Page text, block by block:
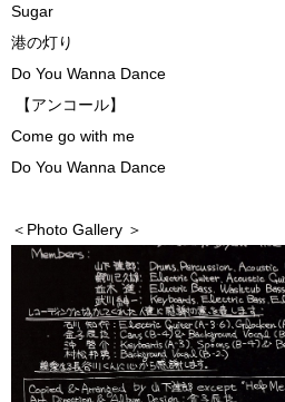
Sugar
港の灯り
Do You Wanna Dance
【アンコール】
Come go with me
Do You Wanna Dance
＜Photo Gallery ＞